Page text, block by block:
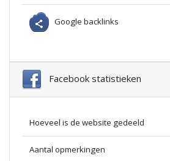
Google backlinks
Facebook statistieken
Hoeveel is de website gedeeld
Aantal opmerkingen